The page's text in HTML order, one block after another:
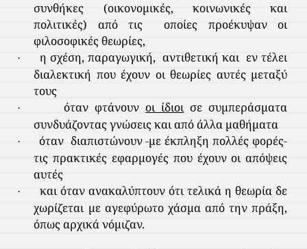
συνθήκες (οικονομικές, κοινωνικές και
πολιτικές) από τις
οποίες προέκυψαν οι
φιλοσοφικές θεωρίες,
· η σχέση, παραγωγική, αντιθετική και εν τέλει
διαλεκτική που έχουν οι θεωρίες αυτές μεταξύ
τους
· όταν φτάνουνοι ίδιοισε συμπεράσματα
συνδυάζοντας γνώσεις και από άλλα μαθήματα
· όταν διαπιστώνουν -με έκπληξη πολλές φορές-
τις πρακτικές εφαρμογές που έχουν οι απόψεις
αυτές
·
και όταν ανακαλύπτουν ότι τελικά η θεωρία δε
χωρίζεται με αγεφύρωτο χάσμα από την πράξη,
όπως αρχικά νόμιζαν.